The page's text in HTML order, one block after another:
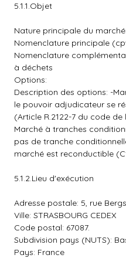
5.1.1.Objet
Nature principale du
Nomenclature principale
Nomenclature
à déchets
Options:
Description des options: -
le pouvoir adjudicateur se
(Article R.2122-7 du code
Marché à tranches
pas de tranche
marché est reconductible
5.1.2.Lieu d'exécution
Adresse postale: 5, rue
Ville: STRASBOURG CEDEX
Code postal: 67087.
Subdivision pays (NUTS):
Pays: France